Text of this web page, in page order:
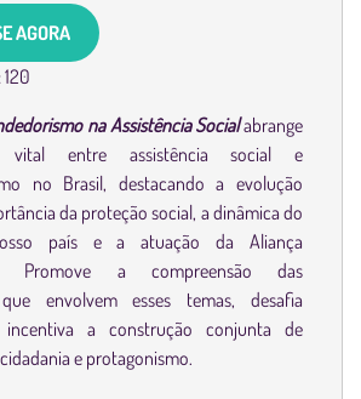
AGORA
120
na Assistência Socialabrange
vital entre assistência social e
no Brasil, destacando a evolução
da proteção social, a dinâmica do
país e a atuação da Aliança
Promove a compreensão das
envolvem esses temas, desafia
incentiva a construção conjunta de
e protagonismo.